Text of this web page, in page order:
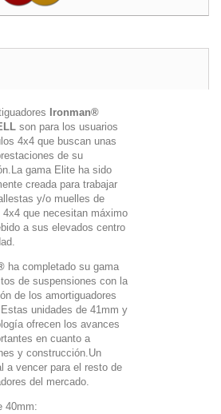
Ironman®
son para los usuarios
4x4 que buscan unas
de su
gama Elite ha sido
creada para trabajar
y/o muelles de
que necesitan máximo
a sus elevados centro
ha completado su gama
de suspensiones con la
de los amortiguadores
unidades de 41mm y
ofrecen los avances
en cuanto a
y construcción.Un
a vencer para el resto de
del mercado.
40mm: